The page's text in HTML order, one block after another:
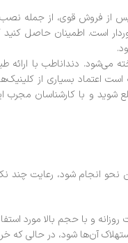
پس از فروش قوی، از جمله
است. اطمینان حاصل کنید
می‌شود. دنداناطب با ارائه
اعتماد بسیاری از
شوید و با کارشناسان مجرب
نحو انجام شود، رعایت چند
و با حجم بالا مورد
آن‌ها شود، در حالی که